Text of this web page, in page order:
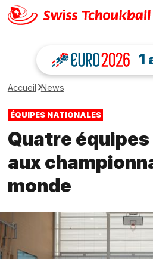
1
Accueil News
ÉQUIPES NATIONALES
Quatre
aux
monde